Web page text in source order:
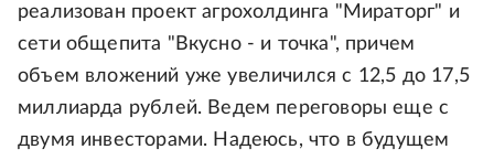
реализован проект агрохолдинга "Мираторг" и
сети общепита "Вкусно - и точка", причем
объем вложений уже увеличился с 12,5 до 17,5
миллиарда рублей. Ведем переговоры еще с
двумя инвесторами. Надеюсь, что в будущем